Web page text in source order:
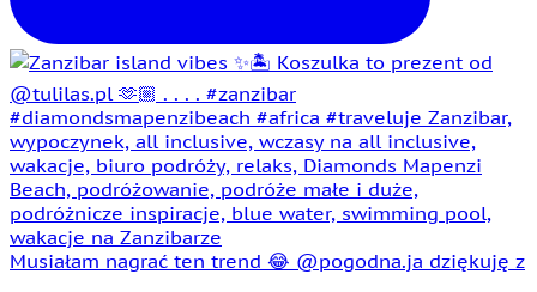
Musiałam nagrać ten trend 😂 @pogodna.ja dziękuję z